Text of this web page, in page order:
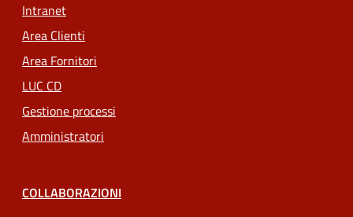
Intranet
Area Clienti
Area Fornitori
LUC CD
Gestione processi
Amministratori
COLLABORAZIONI